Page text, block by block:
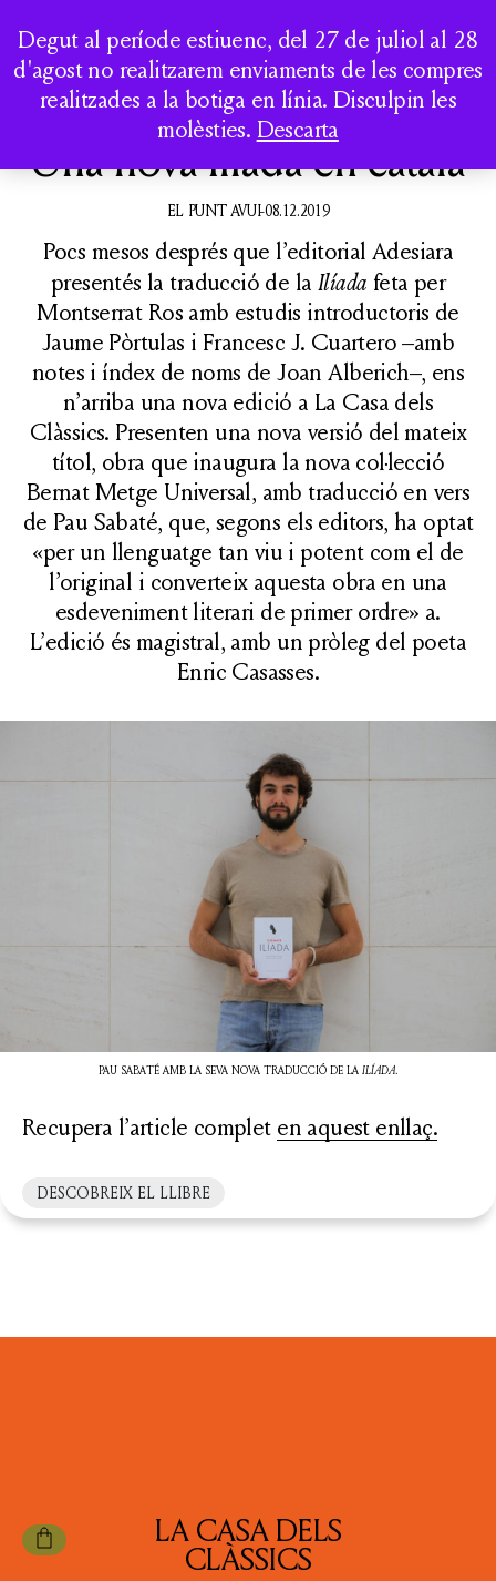
LA CASA DELS
CLÀSSICS
COMPTE
QUI SOM
ACTIVITATS
CATÀLEG
Una nova Ilíada en català
EL PUNT AVUI-08.12.2019
Pocs mesos després que l’editorial Adesiara
presentés la traducció de la Ilíada feta per
Montserrat Ros amb estudis introductoris de
Jaume Pòrtulas i Francesc J. Cuartero –amb
notes i índex de noms de Joan Alberich–, ens
n’arriba una nova edició a La Casa dels
Clàssics. Presenten una nova versió del mateix
títol, obra que inaugura la nova col·lecció
Bernat Metge Universal, amb traducció en vers
de Pau Sabaté, que, segons els editors, ha optat
«per un llenguatge tan viu i potent com el de
l’original i converteix aquesta obra en una
esdeveniment literari de primer ordre» a.
L’edició és magistral, amb un pròleg del poeta
Enric Casasses.
PAU SABATÉ AMB LA SEVA NOVA TRADUCCIÓ DE LA ILÍADA.
Recupera l’article complet en aquest enllaç.
DESCOBREIX EL LLIBRE
LA CASA DELS
CLÀSSICS
Degut al període estiuenc, del 27 de juliol al 28
d'agost no realitzarem enviaments de les compres
realitzades a la botiga en línia. Disculpin les
molèsties. Descarta